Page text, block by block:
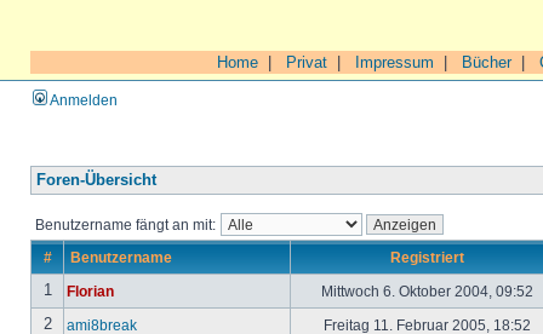
Home Privat Impressum Bücher|
Anmelden
Foren-Übersicht
Benutzername fängt an mit:
# Benutzername Registriert
1 Florian Mittwoch 6. Oktober 2004, 09:52
2 ami8break Freitag 11. Februar 2005, 18:52